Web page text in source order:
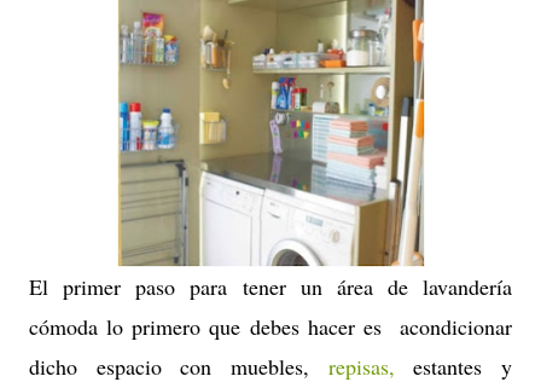
El primer paso para tener un área de lavandería
cómoda lo primero que debes hacer es
acondicionar
dicho espacio con muebles, repisas, estantes y